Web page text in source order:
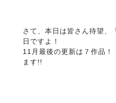
さて、本日は皆さん待望、
日ですよ！
11月最後の更新は７作品
ます!!